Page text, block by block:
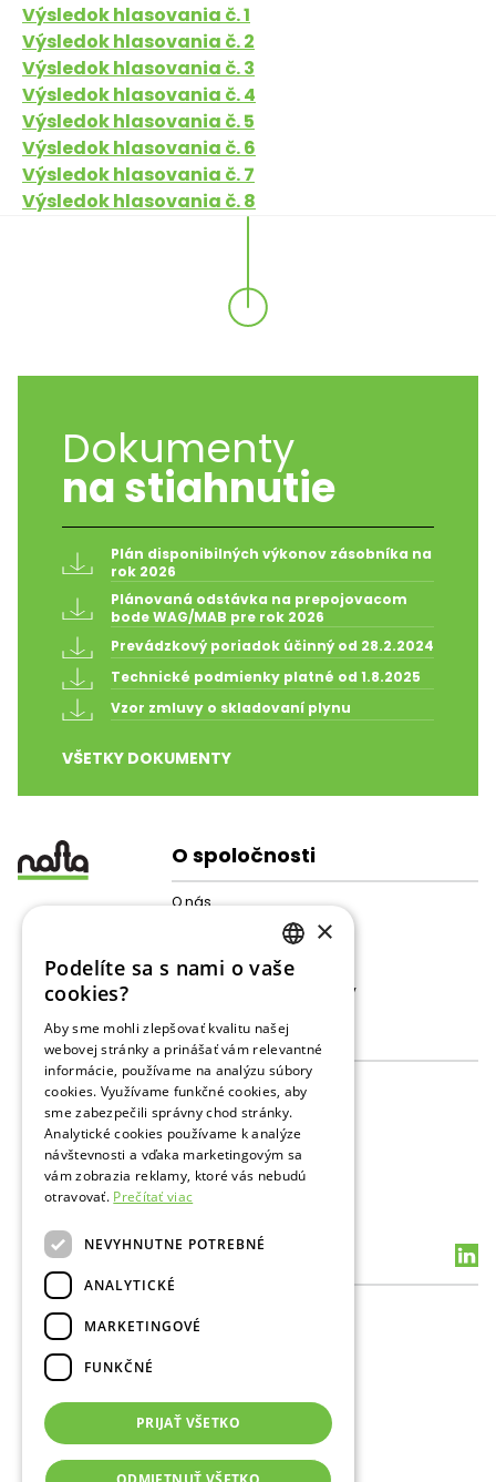
Výsledok hlasovania č. 1
Výsledok hlasovania č. 2
Výsledok hlasovania č. 3
Výsledok hlasovania č. 4
Výsledok hlasovania č. 5
Výsledok hlasovania č. 6
Výsledok hlasovania č. 7
Výsledok hlasovania č. 8
O spoločnosti
O nás
Štruktúra spoločnosti
Galéria
Ochrana osobných údajov
Činnosti
Skladovanie plynu
Prevádzkové dáta
Prieskum
Vrtba a POS
Podporné služby PZZP
Podporné služby PaŤ
Kontakty
Média
Impressum
Havarijná zelená linka
Dokumenty
na stiahnutie
Plán disponibilných výkonov zásobníka na
rok 2026
Plánovaná odstávka na prepojovacom
bode WAG/MAB pre rok 2026
Prevádzkový poriadok účinný od 28.2.2024
Technické podmienky platné od 1.8.2025
Vzor zmluvy o skladovaní plynu
VŠETKY DOKUMENTY
SLOVAK
RUSSIAN
×
Podelíte sa s nami o vaše
cookies?
Aby sme mohli zlepšovať kvalitu našej
webovej stránky a prinášať vám relevantné
informácie, používame na analýzu súbory
cookies. Využívame funkčné cookies, aby
sme zabezpečili správny chod stránky.
Analytické cookies používame k analýze
návštevnosti a vďaka marketingovým sa
vám zobrazia reklamy, ktoré vás nebudú
otravovať. Prečítať viac
NEVYHNUTNE POTREBNÉ
ANALYTICKÉ
MARKETINGOVÉ
FUNKČNÉ
PRIJAŤ VŠETKO